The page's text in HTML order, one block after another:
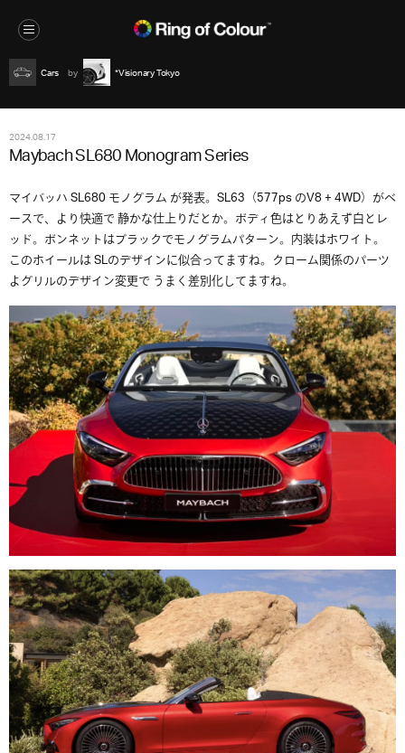
Cars *Visionary Tokyo
2024.08.17
Maybach SL680 Monogram Series
マイバッハ SL680 モノグラム が発表。SL63（577ps のV8 + 4WD）がベ
ースで、より快適で 静かな仕上りだとか。ボディ色はとりあえず白とレ
ッド。ボンネットはブラックでモノグラムパターン。内装はホワイト。
このホイールは SLのデザインに似合ってますね。クローム関係のパーツ
よグリルのデザイン変更で うまく差別化してますね。